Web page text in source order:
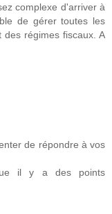
complexe d'arriver à
de gérer toutes les
des régimes fiscaux. A
de répondre à vos
il y a des points